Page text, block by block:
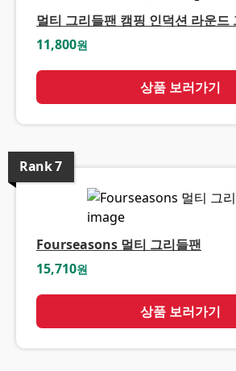
멀티 그리들팬 캠핑 인덕션 라운드
11,800원
상품 보러가기
Rank7
Fourseasons 멀티 그리들팬
15,710원
상품 보러가기